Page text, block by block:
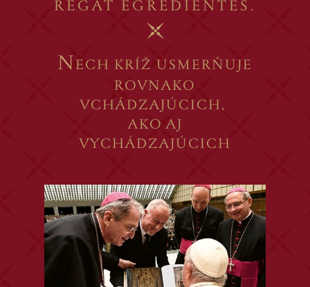
REGAT EGREDIENTES.
NECH KRÍŽ USMERŇUJE
ROVNAKO
VCHÁDZAJÚCICH,
AKO AJ
VYCHÁDZAJÚCICH